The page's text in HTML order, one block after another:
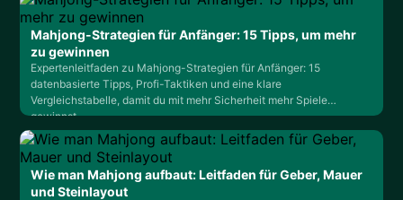
Mahjong-Strategien für Anfänger: 15 Tipps, um mehr
zu gewinnen
Expertenleitfaden zu Mahjong-Strategien für Anfänger: 15
datenbasierte Tipps, Profi-Taktiken und eine klare
Vergleichstabelle, damit du mit mehr Sicherheit mehr Spiele
gewinnst.
Wie man Mahjong aufbaut: Leitfaden für Geber, Mauer
und Steinlayout